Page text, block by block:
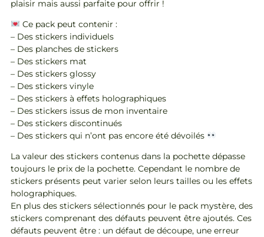
plaisir mais aussi parfaite pour offrir !
Ce pack peut contenir :
– Des stickers individuels
– Des planches de stickers
– Des stickers mat
– Des stickers glossy
– Des stickers vinyle
– Des stickers à effets holographiques
– Des stickers issus de mon inventaire
– Des stickers discontinués
– Des stickers qui n’ont pas encore été dévoilés
La valeur des stickers contenus dans la pochette dépasse
toujours le prix de la pochette. Cependant le nombre de
stickers présents peut varier selon leurs tailles ou les effets
holographiques.
En plus des stickers sélectionnés pour le pack mystère, des
stickers comprenant des défauts peuvent être ajoutés. Ces
défauts peuvent être : un défaut de découpe, une erreur